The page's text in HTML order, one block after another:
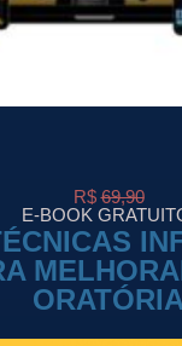
R$69,90
E-BOOK
ORATÓRIA